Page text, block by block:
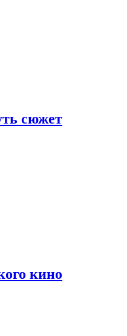
сюжет
кино